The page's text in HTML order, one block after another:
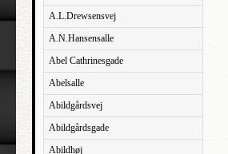
A.L.Drewsensvej
A.N.Hansensalle
Abel Cathrinesgade
Abelsalle
Abildgårdsvej
Abildgårdsgade
Abildhøj